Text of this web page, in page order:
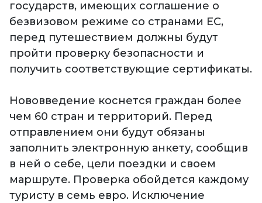
государств, имеющих соглашение о
безвизовом режиме со странами ЕС,
перед путешествием должны будут
пройти проверку безопасности и
получить соответствующие сертификаты.
Нововведение коснется граждан более
чем 60 стран и территорий. Перед
отправлением они будут обязаны
заполнить электронную анкету, сообщив
в ней о себе, цели поездки и своем
маршруте. Проверка обойдется каждому
туристу в семь евро. Исключение